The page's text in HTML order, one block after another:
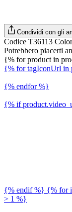
Condividi con gli
Codice T36113
Potrebbero piacerti
{% for product in
{% for tagIconUrl in
{% endfor %}
{% if
{% endif %} {% for
> 1 %}